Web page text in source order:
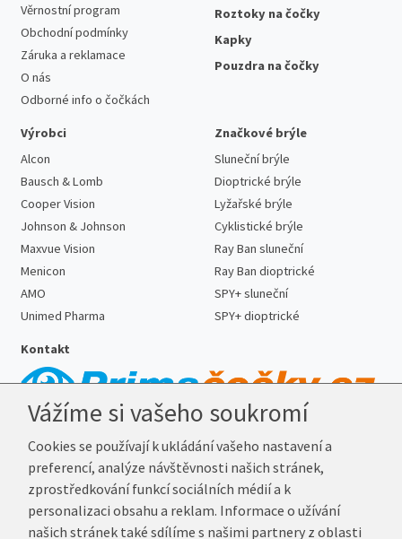
Věrnostní program
Obchodní podmínky
Záruka a reklamace
O nás
Odborné info o čočkách
Roztoky na čočky
Kapky
Pouzdra na čočky
Výrobci
Alcon
Bausch & Lomb
Cooper Vision
Johnson & Johnson
Maxvue Vision
Menicon
AMO
Unimed Pharma
Značkové brýle
Sluneční brýle
Dioptrické brýle
Lyžařské brýle
Cyklistické brýle
Ray Ban sluneční
Ray Ban dioptrické
SPY+ sluneční
SPY+ dioptrické
Kontakt
E-mail:info@prima-cocky.cz
Reklamační adresa
Andrea Votavová
Revoluční 1017
Vážíme si vašeho soukromí
Cookies se používají k ukládání vašeho nastavení a
preferencí, analýze návštěvnosti našich stránek,
zprostředkování funkcí sociálních médií a k
personalizaci obsahu a reklam. Informace o užívání
našich stránek také sdílíme s našimi partnery z oblasti